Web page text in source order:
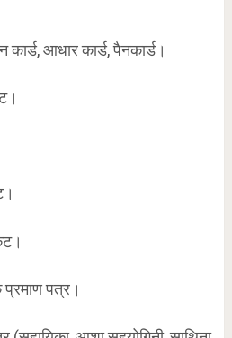
कार्ड, आधार कार्ड, पैनकार्ड।
प्रमाण पत्र।